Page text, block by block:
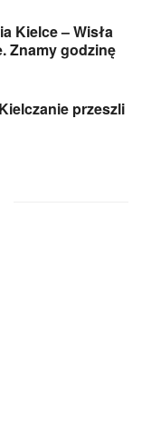
Kielce – Wisła
Znamy godzinę
przeszli